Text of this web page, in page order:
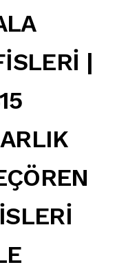
|